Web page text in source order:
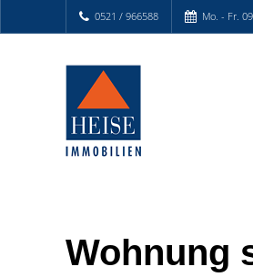
0521 / 966588 Mo. - Fr.
Wohnung